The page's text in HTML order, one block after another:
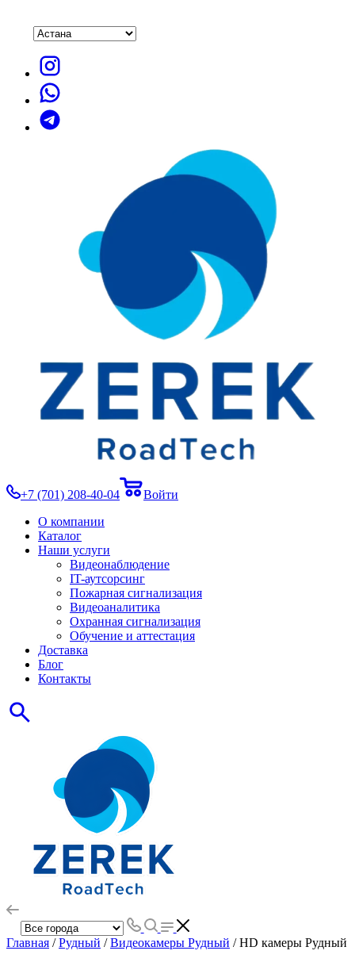
+7 (701) 208-40-04
Войти
О компании
Каталог
Наши услуги
Видеонаблюдение
IT-аутсорсинг
Пожарная сигнализация
Видеоаналитика
Охранная сигнализация
Обучение и аттестация
Доставка
Блог
Контакты
Главная /Рудный /Видеокамеры Рудный / HD камеры Рудный